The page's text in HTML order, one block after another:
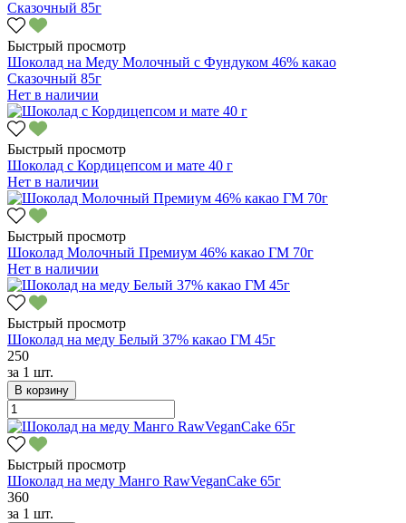
Быстрый просмотр
Шоколад на Меду Молочный с Фундуком 46% какао
Сказочный 85г
Нет в наличии
Быстрый просмотр
Шоколад с Кордицепсом и мате 40 г
Нет в наличии
Быстрый просмотр
Шоколад Молочный Премиум 46% какао ГМ 70г
Нет в наличии
Быстрый просмотр
Шоколад на меду Белый 37% какао ГМ 45г
250
за 1 шт.
В корзину
Быстрый просмотр
Шоколад на меду Манго RawVeganCake 65г
360
за 1 шт.